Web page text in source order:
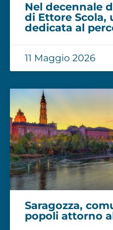
Nel decennale
di Ettore Scola,
dedicata al
11 Maggio 2026
Saragozza,
popoli attorno